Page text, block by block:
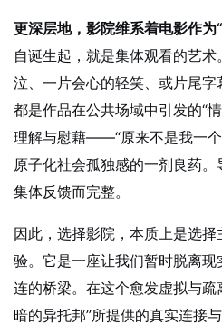
更深层地，影院维系着电影作为
自诞生起，就是集体观看的艺
泣、一片会心的轻笑、或片尾字
都是作品在公共场域中引发的“
理解与慰藉——“原来不是我一
原子化社会孤独感的一剂良药
集体反馈而完整。
因此，选择影院，本质上是选
验。它是一座让我们暂时脱离
连的桥梁。在这个愈发虚拟与
暗的异托邦”所提供的真实连接